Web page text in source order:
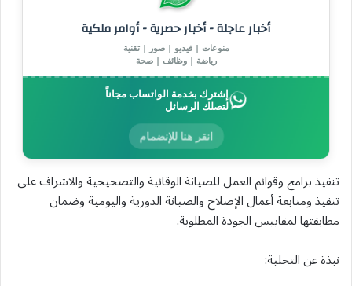
أخبار عاجلة - أخبار حصرية - أوامر ملكية
منوعات | فيديو | صور | تقنية
رياضة | وظائف | صحة
إشترك بخدمة الواتساب مجاناً
لتصلك الرسائل
انقر هنا للإنضمام
تنفيذ برامج وقوائم العمل للصيانة الوقائية والتصحيحية والاشراف على
تنفيذ ومتابعة أعمال الإصلاح والصيانة الدورية واليومية وضمان
مطابقتها لمقاييس الجودة المطلوبة.
نبذة عن التحلية: